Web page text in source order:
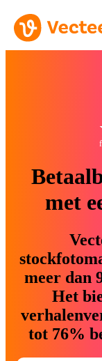
met
meer dan
Het
tot 76%